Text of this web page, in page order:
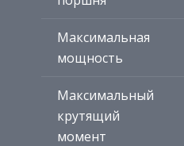
Максимальная
мощность
Максимальный
крутящий
момент